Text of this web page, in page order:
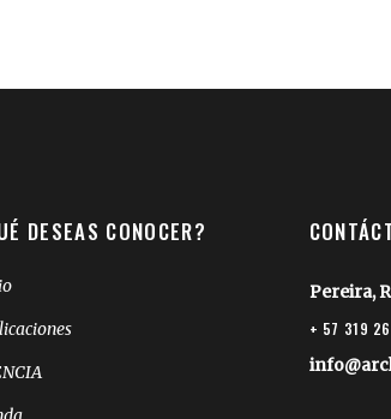
DESEAS CONOCER?
Pereira,
+ 57 319